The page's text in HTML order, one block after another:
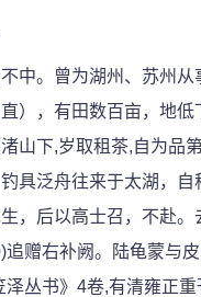
。曾为湖州、苏州从
直），有田数百亩，地
山下,岁取租茶,自为品
具泛舟往来于太湖，自
，后以高士召，不赴。
追赠右补阙。陆龟蒙与
泽丛书》4卷,有清雍正